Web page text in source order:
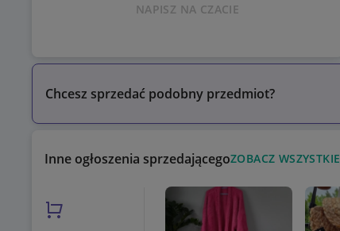
NAPISZ NA CZACIE
Inne ogłoszenia sprzedającegoZOBACZ WSZYSTKIE
Chcesz sprzedać podobny przedmiot?